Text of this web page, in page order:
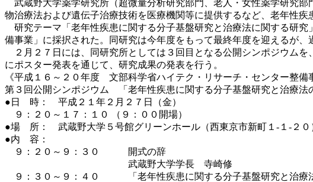
武蔵野大学薬学研究所（超微量分析研究部門、老人・女性薬学研究
物治療法および遺伝子治療技術を医療機関等に提供するなど、老年性疾
研究テーマ「老年性疾患に関する分子基盤研究と治療法に関する研
備事業」に採択された。同研究は今年度をもって最終年度を迎えるが
２月２７日には、同研究所としては３回目となる公開シンポジウム
にポスター発表を通じて、研究成果の発表を行う。
《平成１６～２０年度 文部科学省ハイテク・リサーチ・センター整備
第３回公開シンポジウム 「老年性疾患に関する分子基盤研究と治療法
●日 時： 平成２１年２月２７日（金）
９：２０～１７：１０ （９：００開場）
●場 所： 武蔵野大学５号館グリーンホール（西東京市新町１‐１‐２０
●内 容：
９：２０～９：３０ 開式の辞
武蔵野大学学長 寺崎修
９：３０～９：４０ 「老年性疾患に関する分子基盤研究と治療法